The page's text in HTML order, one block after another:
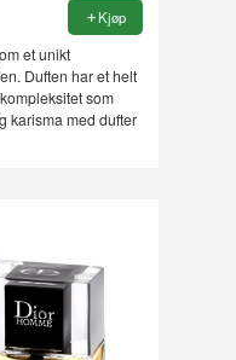
Kjøp
et unikt
Duften har et helt
som
karisma med dufter